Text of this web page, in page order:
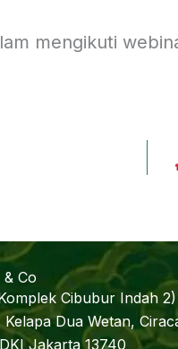
mengikuti
Co
Cibubur Indah 2)
Kelapa Dua Wetan,
Jakarta 13740